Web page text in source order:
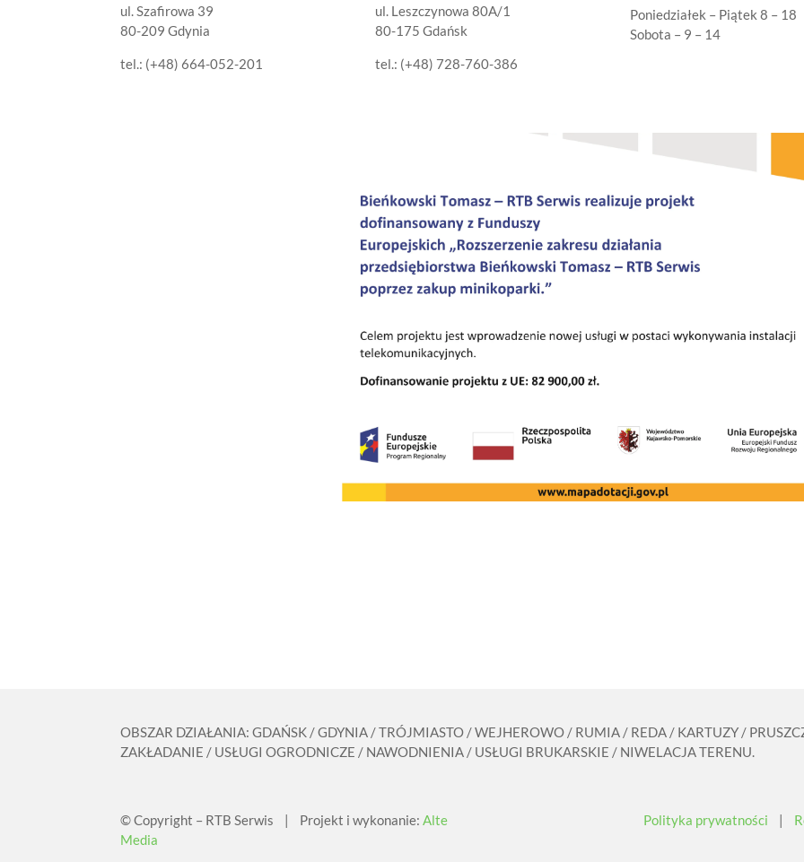
ul. Szafirowa 39
80-209 Gdynia
tel.: (+48) 664-052-201
ul. Leszczynowa 80A/1
80-175 Gdańsk
tel.: (+48) 728-760-386
Poniedziałek – Piątek 8 – 18
Sobota – 9 – 14
OBSZAR DZIAŁANIA: GDAŃSK / GDYNIA / TRÓJMIASTO / WEJHEROWO / RUMIA / REDA / KARTUZY /
ZAKŁADANIE / USŁUGI OGRODNICZE / NAWODNIENIA / USŁUGI BRUKARSKIE / NIWELACJA TERENU.
© Copyright – RTB Serwis | Projekt i wykonanie:Alte
Media
Polityka prywatności |